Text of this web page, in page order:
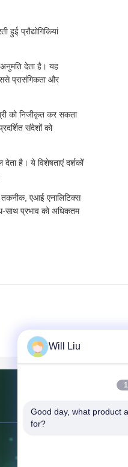
प्रौद्योगिकियां
देता है। यह
प्रासंगिकता और
को निजीकृत कर सकता
संदेशों को
है। ये विशेषताएं दर्शकों
तकनीक, एआई एनालिटिक्स
साथ प्रभाव को अधिकतम
हमसे संपर्क करें
Will Liu
Good day, what product
for?